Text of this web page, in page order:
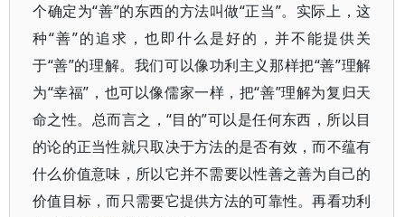
个确定为“善”的东西的方法叫做“正当”。实际上，这
种“善”的追求，也即什么是好的，并不能提供关
于“善”的理解。我们可以像功利主义那样把“善”理解
为“幸福”，也可以像儒家一样，把“善”理解为复归天
命之性。总而言之，“目的”可以是任何东西，所以目
的论的正当性就只取决于方法的是否有效，而不蕴有
什么价值意味，所以它并不需要以性善之善为自己的
价值目标，而只需要它提供方法的可靠性。再看功利